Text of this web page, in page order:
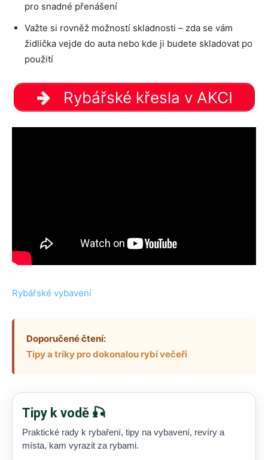
pro snadné přenášení
Važte si rovněž možností skladnosti – zda se vám
židlička vejde do auta nebo kde ji budete skladovat po
použití
Rybářské křesla v AKCI
Rybářské vybavení
Doporučené čtení:
Tipy a triky pro dokonalou rybí večeři
Tipy k vodě 🎣
Praktické rady k rybaření, tipy na vybavení, revíry a
místa, kam vyrazit za rybami.